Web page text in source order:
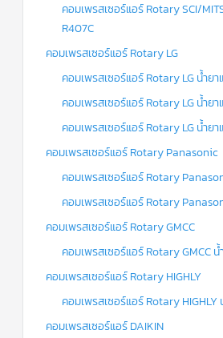
คอมเพรสเซอร์แอร์ Rotary SCI/
R407C
คอมเพรสเซอร์แอร์ Rotary LG
คอมเพรสเซอร์แอร์ Rotary LG น้ำยา
คอมเพรสเซอร์แอร์ Rotary LG น้ำยา
คอมเพรสเซอร์แอร์ Rotary LG น้ำยา
คอมเพรสเซอร์แอร์ Rotary Panasonic
คอมเพรสเซอร์แอร์ Rotary
คอมเพรสเซอร์แอร์ Rotary
คอมเพรสเซอร์แอร์ Rotary GMCC
คอมเพรสเซอร์แอร์ Rotary GMCC น้
คอมเพรสเซอร์แอร์ Rotary HIGHLY
คอมเพรสเซอร์แอร์ Rotary HIGHLY
คอมเพรสเซอร์แอร์ DAIKIN